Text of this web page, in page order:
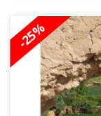
-25%